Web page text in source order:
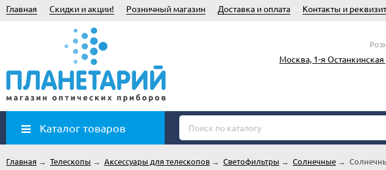
Главная Скидки и акции! Розничный магазин Доставка и оплата Контакты и
Москва, 1-я
Каталог товаров
Главная → Телескопы → Аксессуары для телескопов → Светофильтры → Солнечные →